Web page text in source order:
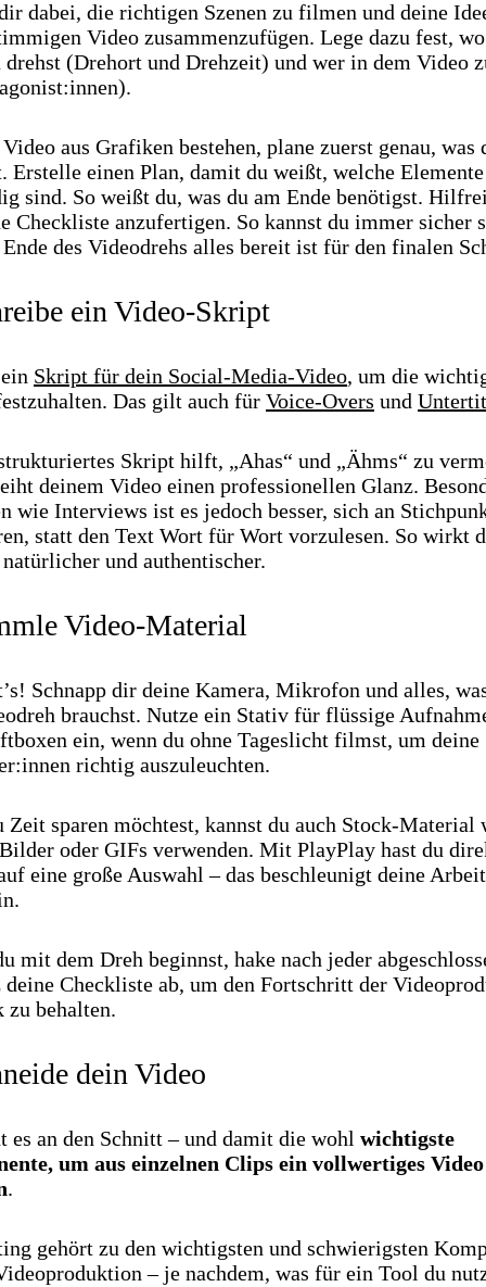
dabei, die richtigen Szenen zu filmen und deine
Video zusammenzufügen. Lege dazu fest,
drehst (Drehort und Drehzeit) und wer in dem Video
aus Grafiken bestehen, plane zuerst genau, was
Erstelle einen Plan, damit du weißt, welche Elemente
sind. So weißt du, was du am Ende benötigst.
Checkliste anzufertigen. So kannst du immer sicher
Ende des Videodrehs alles bereit ist für den finalen
ein Video-Skript
Skript für dein Social-Media-Video, um die
Das gilt auch für Voice-Overs und
Skript hilft, „Ahas“ und „Ähms“ zu
deinem Video einen professionellen Glanz.
wie Interviews ist es jedoch besser, sich an
statt den Text Wort für Wort vorzulesen. So wirkt
natürlicher und authentischer.
Video-Material
Schnapp dir deine Kamera, Mikrofon und alles,
brauchst. Nutze ein Stativ für flüssige
ein, wenn du ohne Tageslicht filmst, um deine
richtig auszuleuchten.
Zeit sparen möchtest, kannst du auch Stock-Material
oder GIFs verwenden. Mit PlayPlay hast du
eine große Auswahl – das beschleunigt deine Arbeit
mit dem Dreh beginnst, hake nach jeder
deine Checkliste ab, um den Fortschritt der
behalten.
dein Video
es an den Schnitt – und damit die wohl wichtigste
um aus einzelnen Clips ein vollwertiges
.
gehört zu den wichtigsten und schwierigsten
– je nachdem, was für ein Tool du